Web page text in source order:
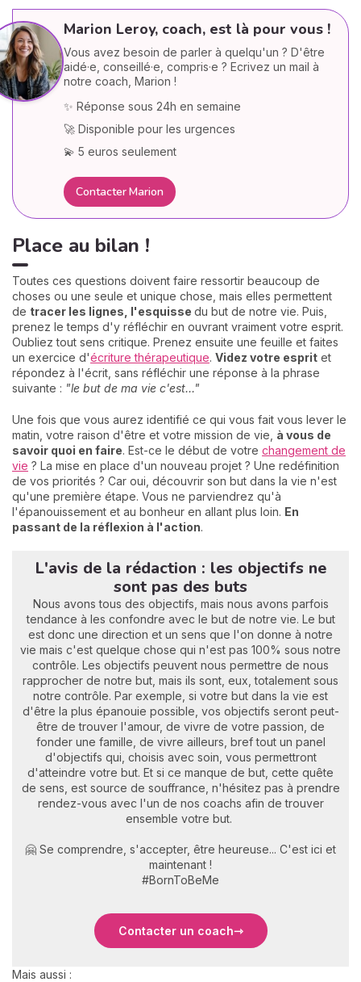
Marion Leroy, coach, est là pour vous !
Vous avez besoin de parler à quelqu'un ? D'être
aidé·e, conseillé·e, compris·e ? Ecrivez un mail à
notre coach, Marion !
✨ Réponse sous 24h en semaine
🚀 Disponible pour les urgences
💫 5 euros seulement
Contacter Marion
Place au bilan !
Toutes ces questions doivent faire ressortir beaucoup de
choses ou une seule et unique chose, mais elles permettent
de tracer les lignes, l'esquisse du but de notre vie. Puis,
prenez le temps d'y réfléchir en ouvrant vraiment votre esprit.
Oubliez tout sens critique. Prenez ensuite une feuille et faites
un exercice d'écriture thérapeutique. Videz votre esprit et
répondez à l'écrit, sans réfléchir une réponse à la phrase
suivante : "le but de ma vie c'est…"
Une fois que vous aurez identifié ce qui vous fait vous lever le
matin, votre raison d'être et votre mission de vie, à vous de
savoir quoi en faire. Est-ce le début de votre changement de
vie ? La mise en place d'un nouveau projet ? Une redéfinition
de vos priorités ? Car oui, découvrir son but dans la vie n'est
qu'une première étape. Vous ne parviendrez qu'à
l'épanouissement et au bonheur en allant plus loin. En
passant de la réflexion à l'action.
L'avis de la rédaction : les objectifs ne
sont pas des buts
Nous avons tous des objectifs, mais nous avons parfois
tendance à les confondre avec le but de notre vie. Le but
est donc une direction et un sens que l'on donne à notre
vie mais c'est quelque chose qui n'est pas 100% sous notre
contrôle. Les objectifs peuvent nous permettre de nous
rapprocher de notre but, mais ils sont, eux, totalement sous
notre contrôle. Par exemple, si votre but dans la vie est
d'être la plus épanouie possible, vos objectifs seront peut-
être de trouver l'amour, de vivre de votre passion, de
fonder une famille, de vivre ailleurs, bref tout un panel
d'objectifs qui, choisis avec soin, vous permettront
d'atteindre votre but. Et si ce manque de but, cette quête
de sens, est source de souffrance, n'hésitez pas à prendre
rendez-vous avec l'un de nos coachs afin de trouver
ensemble votre but.
🤗 Se comprendre, s'accepter, être heureuse... C'est ici et
maintenant !
#BornToBeMe
Contacter un coach
Mais aussi :